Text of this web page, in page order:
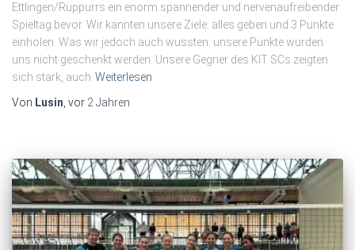
Ettlingen/Rüppurrs ein enorm spannender und nervenaufreibender
Spieltag bevor. Wir kannten unsere Ziele: alles geben und 3 Punkte
einholen. Was wir jedoch auch wussten: unsere Punkte wurden
uns nicht geschenkt werden. Unsere Gegner des KIT SCs zeigten
sich stark, auch Weiterlesen
Von Lusin, vor 2 Jahren